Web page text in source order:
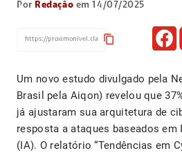
Por Redação em 14/07/2025
content_copy
Um novo estudo divulgado pela
Brasil pela Aiqon) revelou que
já ajustaram sua arquitetura de
resposta a ataques baseados
(IA). O relatório “Tendências em